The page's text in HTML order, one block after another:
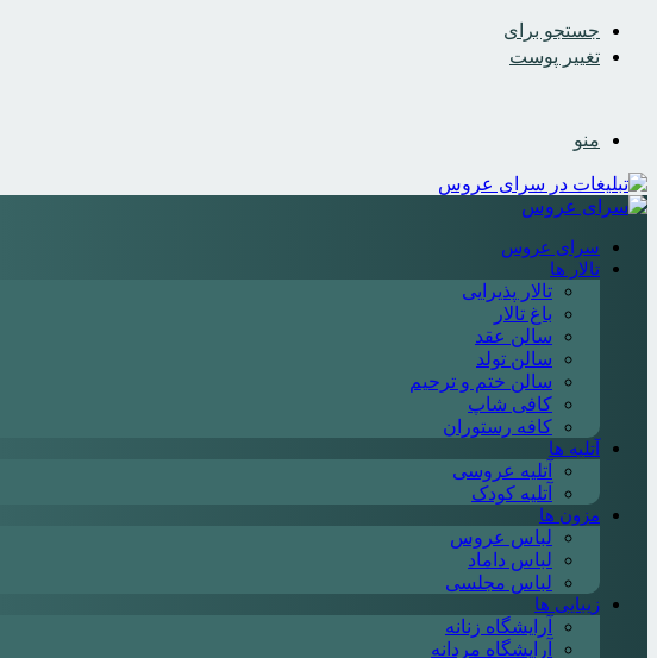
جستجو برای
تغییر پوست
منو
سرای عروس
تالار ها
تالار پذیرایی
باغ تالار
سالن عقد
سالن تولد
سالن ختم و ترحیم
کافی شاپ
کافه رستوران
آتلیه ها
آتلیه عروسی
آتلیه کودک
مزون ها
لباس عروس
لباس داماد
لباس مجلسی
زیبایی ها
آرایشگاه زنانه
آرایشگاه مردانه